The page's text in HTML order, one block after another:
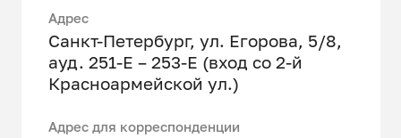
Адрес
Санкт-Петербург, ул. Егорова, 5/8,
ауд. 251-Е – 253-Е (вход со 2-й
Красноармейской ул.)
Адрес для корреспонденции